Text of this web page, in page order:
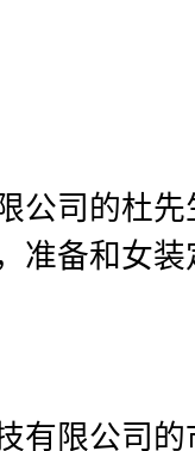
公司的杜
准备和女
有限公司